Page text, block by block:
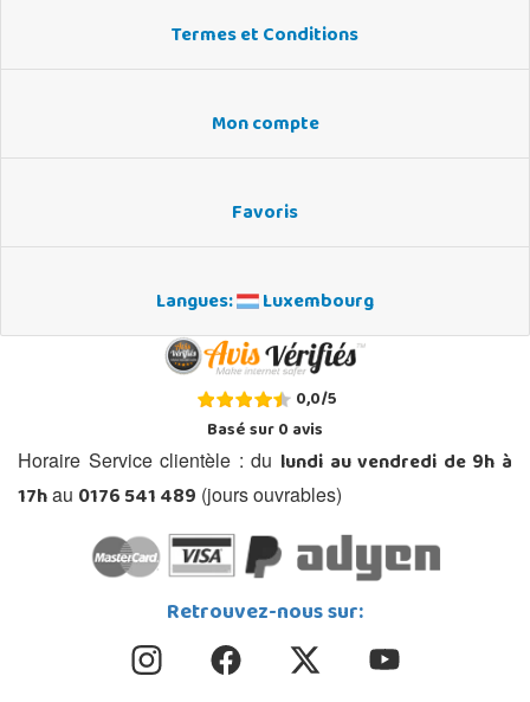
Termes et Conditions
Mon compte
Favoris
Langues: Luxembourg
0,0/5
Basé sur0avis
Horaire Service clientèle : du lundi au vendredi de 9h à
17hau 0176 541 489 (jours ouvrables)
Retrouvez-nous sur: